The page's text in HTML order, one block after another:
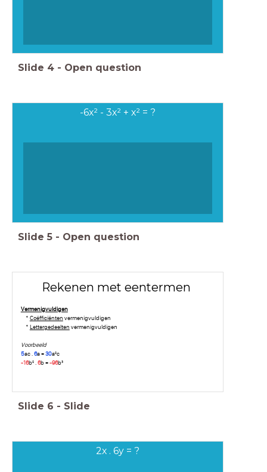
Slide 4 - Open question
-6x² - 3x² + x² = ?
Slide 5 - Open question
Rekenen met eentermen
Vermenigvuldigen
* Coëfficiënten vermenigvuldigen
* Lettergedeelten vermenigvuldigen
Voorbeeld
5ac .6a =30a²c
-16b² .6b =-96b³
Slide 6 - Slide
2x . 6y = ?